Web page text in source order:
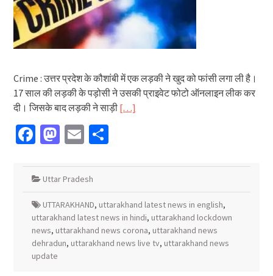
Crime : उत्तर प्रदेश के कौशांबी में एक लड़की ने खुद को फांसी लगा ली है।
17 साल की लड़की के पड़ोसी ने उसकी प्राइवेट फोटो ऑनलाइन लीक कर
दी। जिसके बाद लड़की ने साड़ी […]
Facebook
Mastodon
EmailShare
Uttar Pradesh
UTTARAKHAND, uttarakhand latest news in english,
uttarakhand latest news in hindi, uttarakhand lockdown
news, uttarakhand news corona, uttarakhand news
dehradun, uttarakhand news live tv, uttarakhand news
update